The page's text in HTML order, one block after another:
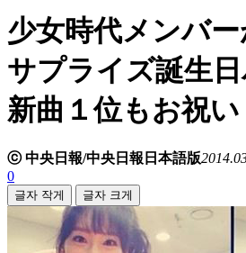
少女時代メンバ
サプライズ誕生
新曲１位もお祝い
ⓒ 中央日報/中央日報日本語版
0
글자 작게 글자 크게